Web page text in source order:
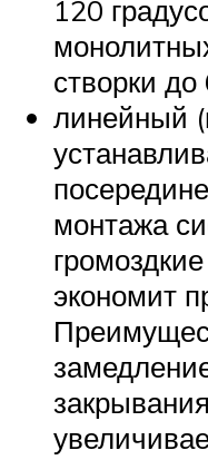
120
створки до
линейный
монтажа
экономит